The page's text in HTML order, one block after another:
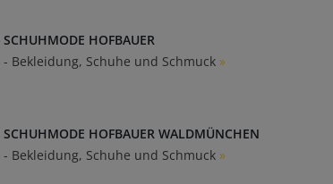
SCHUHMODE HOFBAUER
- Bekleidung, Schuhe und Schmuck»
SCHUHMODE HOFBAUER WALDMÜNCHEN
- Bekleidung, Schuhe und Schmuck»